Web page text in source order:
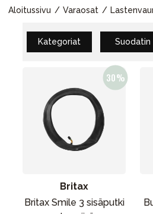
Aloitussivu Varaosat
Kategoriat Suodatin
Britax
Britax Smile 3 sisäputki
Lasten
Vauvan
Lapsi &
Lelut ja
Huonekalut &